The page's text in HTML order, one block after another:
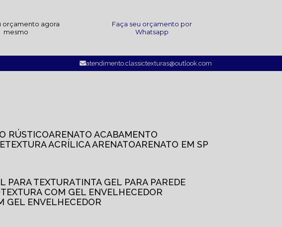
orçamento agora
mesmo
Faça seu orçamento por
Whatsapp
atendimento.classictexturas@outlook.com
RÚSTICO
ARENATO ACABAMENTO
TEXTURA ACRÍLICA ARENATO
ARENATO EM SP
PARA TEXTURA
TINTA GEL PARA PAREDE
TEXTURA COM GEL ENVELHECEDOR
GEL ENVELHECEDOR